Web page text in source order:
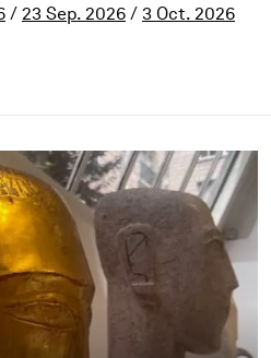
/ 23 Sep. 2026 / 3 Oct. 2026